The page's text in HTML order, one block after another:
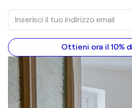
Ottieni ora il 10%